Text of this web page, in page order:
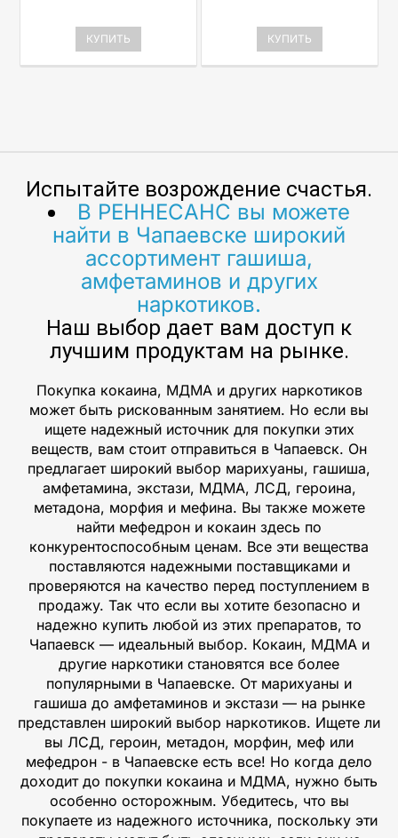
КУПИТЬ КУПИТЬ
Испытайте возрождение счастья.
В РЕННЕСАНС вы можете
найти в Чапаевске широкий
ассортимент гашиша,
амфетаминов и других
наркотиков.
Наш выбор дает вам доступ к
лучшим продуктам на рынке.
Покупка кокаина, МДМА и других наркотиков
может быть рискованным занятием. Но если вы
ищете надежный источник для покупки этих
веществ, вам стоит отправиться в Чапаевск. Он
предлагает широкий выбор марихуаны, гашиша,
амфетамина, экстази, МДМА, ЛСД, героина,
метадона, морфия и мефина. Вы также можете
найти мефедрон и кокаин здесь по
конкурентоспособным ценам. Все эти вещества
поставляются надежными поставщиками и
проверяются на качество перед поступлением в
продажу. Так что если вы хотите безопасно и
надежно купить любой из этих препаратов, то
Чапаевск — идеальный выбор. Кокаин, МДМА и
другие наркотики становятся все более
популярными в Чапаевске. От марихуаны и
гашиша до амфетаминов и экстази — на рынке
представлен широкий выбор наркотиков. Ищете ли
вы ЛСД, героин, метадон, морфин, меф или
мефедрон - в Чапаевске есть все! Но когда дело
доходит до покупки кокаина и МДМА, нужно быть
особенно осторожным. Убедитесь, что вы
покупаете из надежного источника, поскольку эти